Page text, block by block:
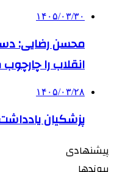
۱۴۰۵/۰۳/۳۰
محسن رضایی:
انقلاب را
۱۴۰۵/۰۳/۲۸
پزشکیان
پیشنهادی